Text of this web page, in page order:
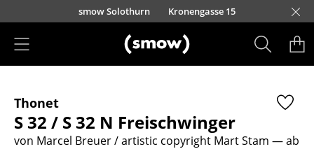
Direkt zum Inhaltsmow Solothurn Kronengasse 15
Sitzmöbel
Esszimmerstühle
Thonet
S 32 / S 32 N Freischwinger
von Marcel Breuer / artistic copyright Mart Stam — ab